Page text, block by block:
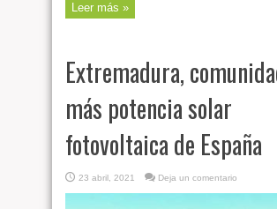
Leer más »
Extremadura,
más potencia solar
fotovoltaica de España
23 abril, 2021 Deja un comentario